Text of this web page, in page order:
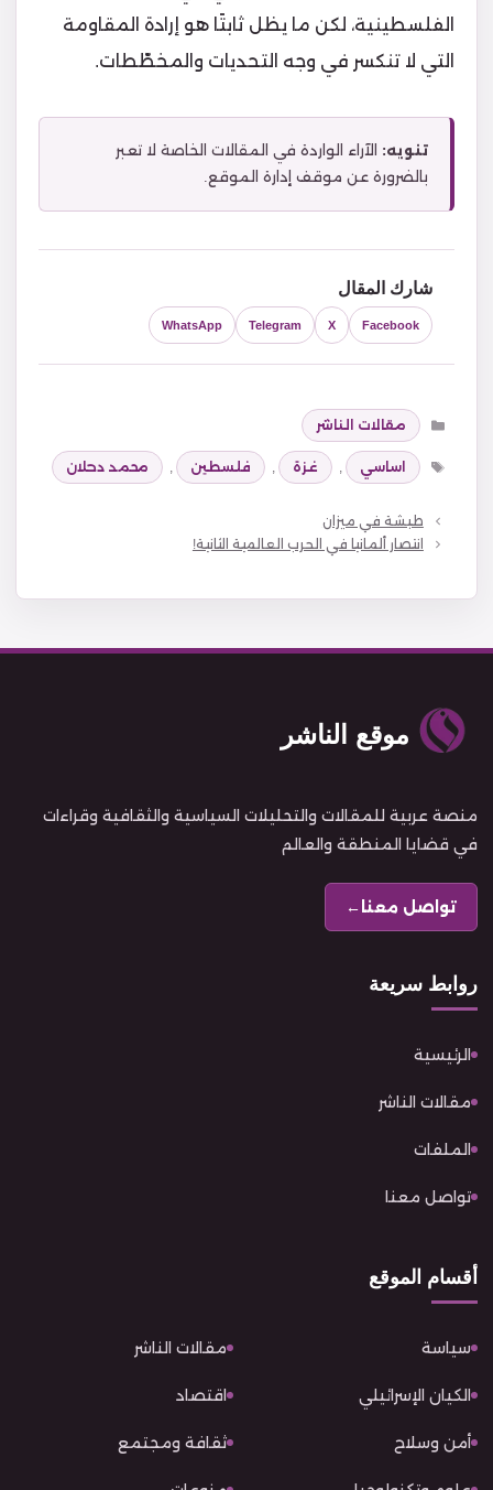
الفلسطينية، لكن ما يظل ثابتًا هو إرادة المقاومة
التي لا تنكسر في وجه التحديات والمخطّطات.
تنويه: الآراء الواردة في المقالات الخاصة لا تعبر
بالضرورة عن موقف إدارة الموقع.
شارك المقال
Facebook
X
Telegram
WhatsApp
التصنيفات
مقالات الناشر
الوسوم
اساسي , غزة , فلسطين , محمد دحلان
طبشة في ميزان
انتصار ألمانيا في الحرب العالمية الثانية!
موقع الناشر
منصة عربية للمقالات والتحليلات السياسية والثقافية وقراءات
في قضايا المنطقة والعالم
تواصل معنا ←
روابط سريعة
الرئيسية
مقالات الناشر
الملفات
تواصل معنا
أقسام الموقع
سياسة مقالات الناشر
الكيان الإسرائيلي اقتصاد
أمن وسلاح ثقافة ومجتمع